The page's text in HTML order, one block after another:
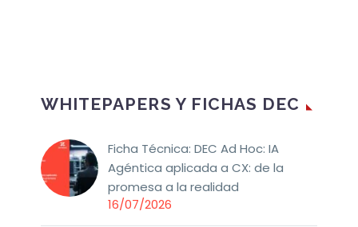
WHITEPAPERS Y FICHAS DEC
Ficha Técnica: DEC Ad Hoc: IA
Agéntica aplicada a CX: de la
promesa a la realidad
16/07/2026